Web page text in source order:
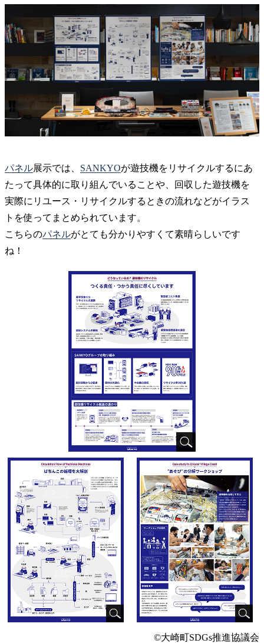
パネル展示では、 SANKYOが遊技機をリサイクルするにあ
たって具体的に取り組んでいることや、回収した遊技機を
実際にリユース・リサイクルするときの流れなどがイラス
トを使ってまとめられています。
こちらのパネルがとても分かりやすくて素晴らしいです
ね！
©大崎町SDGs推進協議会